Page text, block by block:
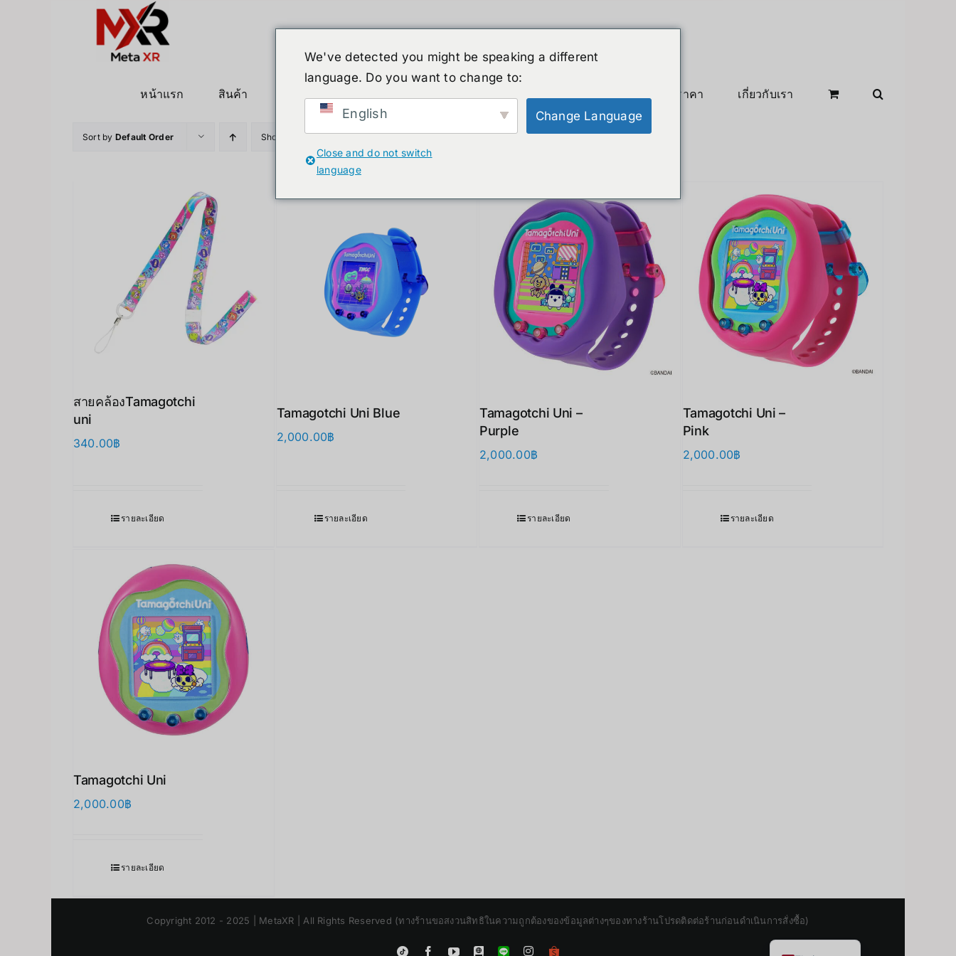
หน้าแรก
สินค้า สินค้าลดราคา เกี่ยวกับเรา
Sort by Default Order Show 12 Products
สายคล้องTamagotchi
uni
340.00฿
รายละเอียด
Tamagotchi Uni Blue
2,000.00฿
รายละเอียด
Tamagotchi Uni –
Purple
2,000.00฿
รายละเอียด
Tamagotchi Uni –
Pink
2,000.00฿
รายละเอียด
Tamagotchi Uni
2,000.00฿
รายละเอียด
Copyright 2012 - 2025 | MetaXR | All Rights Reserved (ทางร้านขอสงวนสิทธิในความถูกต้องของข้อมูลต่างๆของทางร้านโปรดติดต่อร้านก่อนดำเนินการสั่งซื้อ)
Tiktok FacebookYouTubeBlogger
LINE Instagram
Shopee
We've detected you might be speaking a different
language. Do you want to change to:
English Change Language
Close and do not switch
language
Chinese